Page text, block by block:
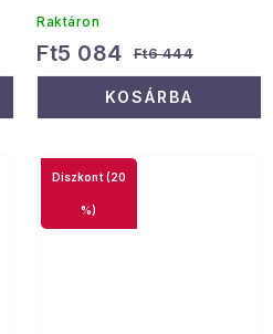
Raktáron
Ft5 084 Ft6 444
KOSÁRBA
(20
%)